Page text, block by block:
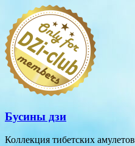
Перейти
содержимому
Бусины дзи
Коллекция тибетских амулетов